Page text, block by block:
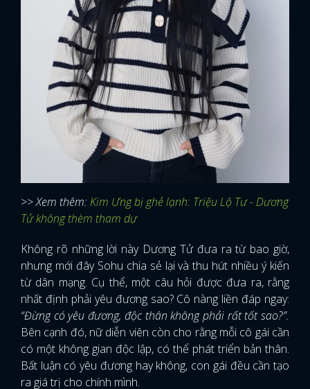
>> Xem thêm:Kim Ưng bị ghẻ lạnh: Triệu Lộ Tư - Dương
Tử không thèm tham dự
Không rõ những lời này Dương Tử đưa ra từ bao giờ,
nhưng mới đây Sohu chia sẻ lại và thu hút nhiều ý kiến
từ dân mạng. Cụ thể, một câu hỏi được đưa ra, rằng
nhất định phải yêu đương sao? Cô nàng liền đáp ngay:
“Đừng có yêu đương, độc thân không phải rất tốt sao?”.
Bên cạnh đó, nữ diễn viên còn cho rằng mỗi cô gái cần
có một không gian độc lập, có thể phát triển bản thân.
Bất luận có yêu đương hay không, con gái đều cần tạo
ra giá trị cho chính mình.